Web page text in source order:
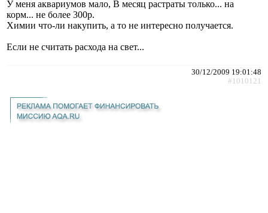
У меня аквариумов мало, В месяц растраты только... на
корм... не более 300р.
Химии что-ли накупить, а то не интересно получается.
Если не считать расхода на свет...
30/12/2009 19:01:48
#1010121